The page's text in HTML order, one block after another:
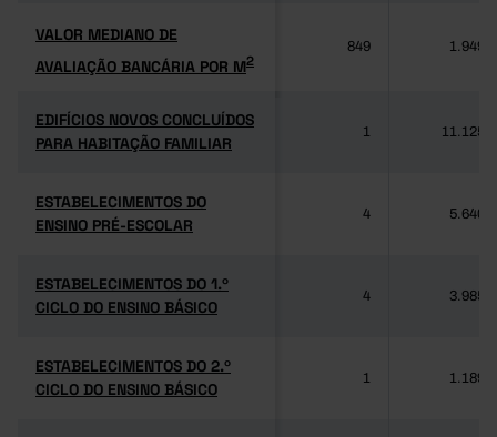
VALOR MEDIANO DE
AVALIAÇÃO BANCÁRIA POR M2
VALOR MEDIANO DE
AVALIAÇÃO BANCÁRIA POR M2
849 1.949
EDIFÍCIOS NOVOS CONCLUÍDOS
PARA HABITAÇÃO FAMILIAR
EDIFÍCIOS NOVOS CONCLUÍDOS
PARA HABITAÇÃO FAMILIAR
1 11.125
ESTABELECIMENTOS DO
ENSINO PRÉ-ESCOLAR
ESTABELECIMENTOS DO
ENSINO PRÉ-ESCOLAR
4 5.640
ESTABELECIMENTOS DO 1.º
CICLO DO ENSINO BÁSICO
ESTABELECIMENTOS DO 1.º
CICLO DO ENSINO BÁSICO
4 3.985
ESTABELECIMENTOS DO 2.º
CICLO DO ENSINO BÁSICO
ESTABELECIMENTOS DO 2.º
CICLO DO ENSINO BÁSICO
1 1.189